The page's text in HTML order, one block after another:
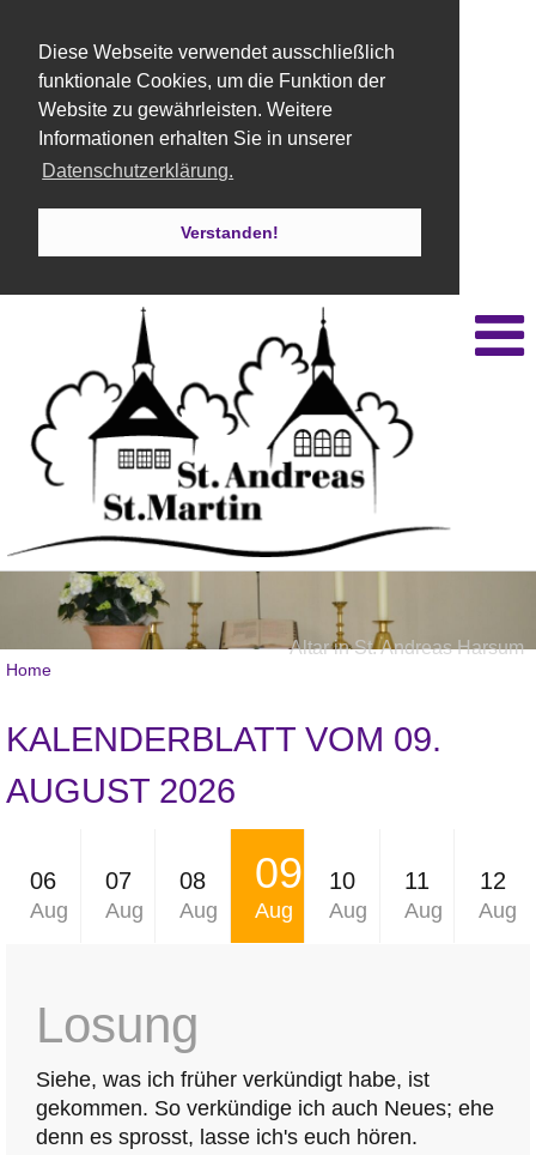
Diese Webseite verwendet ausschließlich
funktionale Cookies, um die Funktion der
Website zu gewährleisten. Weitere
Informationen erhalten Sie in unserer
Datenschutzerklärung.
Verstanden!
Altar in St. Andreas Harsum
Home
KALENDERBLATT VOM 09.
AUGUST 2026
06
Aug
07
Aug
08
Aug
09
Aug
10
Aug
11
Aug
12
Aug
Losung
Siehe, was ich früher verkündigt habe, ist
gekommen. So verkündige ich auch Neues; ehe
denn es sprosst, lasse ich's euch hören.